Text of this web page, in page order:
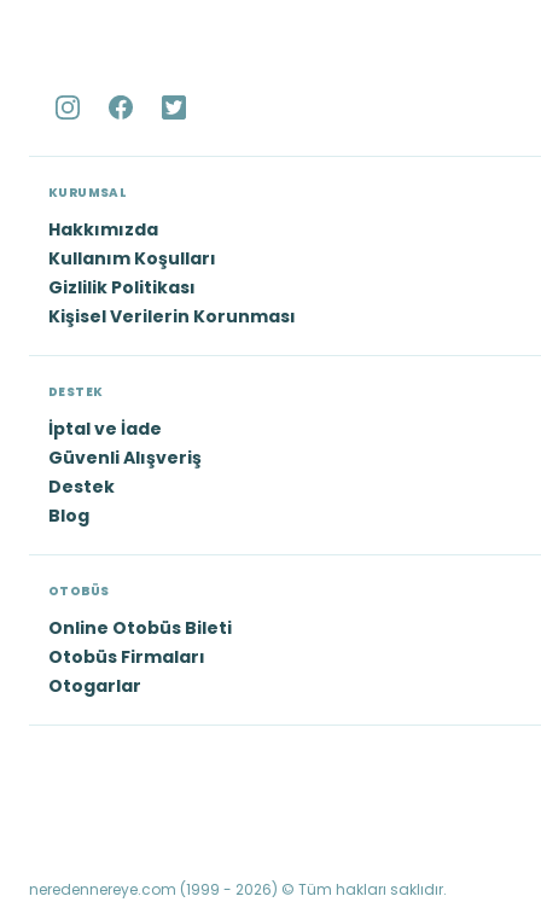
KURUMSAL
Hakkımızda
Kullanım Koşulları
Gizlilik Politikası
Kişisel Verilerin Korunması
DESTEK
İptal ve İade
Güvenli Alışveriş
Destek
Blog
OTOBÜS
Online Otobüs Bileti
Otobüs Firmaları
Otogarlar
neredennereye.com (1999 - 2026) © Tüm hakları saklıdır.